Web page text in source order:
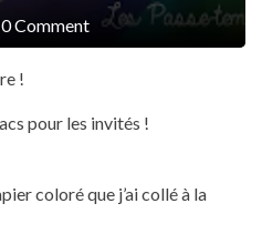
0 Comment
!
pour les invités !
coloré que j’ai collé à la